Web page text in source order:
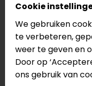
onderlaag
Deze vloer wordt
clicksysteem en
geluiddempende
bij een geschikte,
niet nodig. De
Cookie
We gebruiken
te verbeteren,
weer te geven en
Door op
ons gebruik van